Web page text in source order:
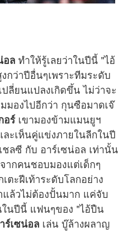
อล ทำให้รู้เลยว่าในปีนี้ "ไอ้
ว่าปีอื่นๆเพราะทีมระดับ
ปลี่ยนแปลงเกิดขึ้น ไม่ว่าจะ
มองไปอีกว่า กุนซือมาดเจ๊
อร์ เขามองข้ามแมนยูฯ
ะเห็นคู่แข่งภายในลีกในปี
ลซี กับ อาร์เซน่อล เท่านั้น
ากคนชอบมองแต่เด็กๆ
ตะฝีเท้าระดับโลกอย่าง
ล้วไม่ต้องปั้นมาก แค่จับ
ในปีนี้ แฟนๆของ "ไอ้ปืน
ร์เซน่อล เล่น บู๊ล้างผลาญ